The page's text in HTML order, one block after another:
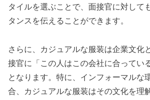
タイルを選ぶことで、面接官に対して
タンスを伝えることができます。
さらに、カジュアルな服装は企業文化
接官に「この人はこの会社に合ってい
となります。特に、インフォーマルな
合、カジュアルな服装はその文化を理